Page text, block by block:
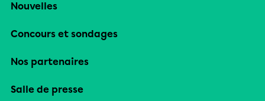
Nouvelles
Concours et sondages
Nos partenaires
Salle de presse